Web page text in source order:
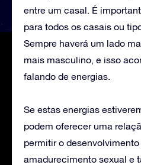
entre um casal. É
para todos os casais ou
Sempre haverá um lado
mais masculino, e isso
falando de energias.
Se estas energias
podem oferecer uma
permitir o
amadurecimento sexual e